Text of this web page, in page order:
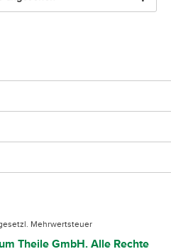
Mehrwertsteuer
Theile GmbH. Alle Rechte